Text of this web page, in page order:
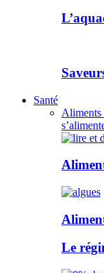
Santé
Aliments
Le